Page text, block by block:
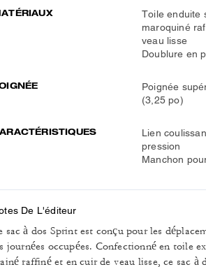
Toile enduite
maroquiné
veau lisse
Doublure en
Poignée
(3,25 po)
Lien
pression
Manchon
De L'éditeur
sac à dos Sprint est conçu pour les
journées occupées. Confectionné en toile
raffiné et en cuir de veau lisse, ce sac à